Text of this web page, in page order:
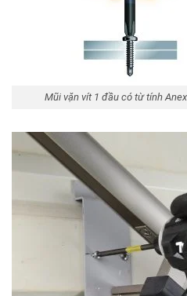
Mũi vặn vít 1 đầu có từ tính Anex